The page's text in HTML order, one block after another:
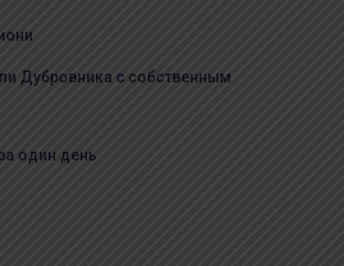
Дубровника с собственным
один день